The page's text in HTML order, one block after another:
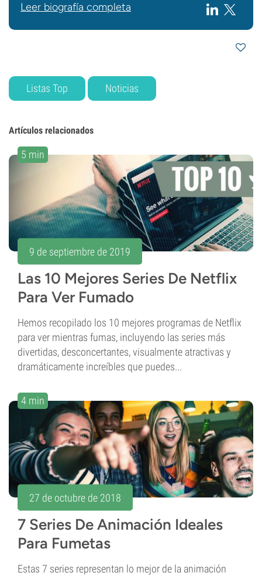
Leer biografía completa
Listas Top Noticias
Artículos relacionados
5 min
9 de septiembre de 2019
Las 10 Mejores Series De Netflix
Para Ver Fumado
Hemos recopilado los 10 mejores programas de Netflix
para ver mientras fumas, incluyendo las series más
divertidas, desconcertantes, visualmente atractivas y
dramáticamente increíbles que puedes...
4 min
27 de octubre de 2018
7 Series De Animación Ideales
Para Fumetas
Estas 7 series representan lo mejor de la animación